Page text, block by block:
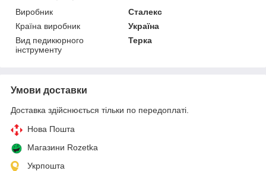
Виробник
Сталекс
Країна виробник
Україна
Вид педикюрного
інструменту
Терка
Умови доставки
Доставка здійснюється тільки по передоплаті.
Нова Пошта
Магазини Rozetka
Укрпошта